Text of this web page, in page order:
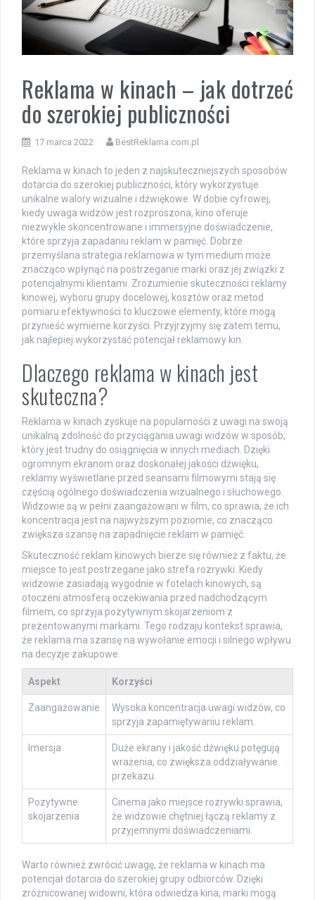
Reklama w kinach – jak dotrzeć
do szerokiej publiczności
17 marca 2022 BestReklama.com.pl
Reklama w kinach to jeden z najskuteczniejszych sposobów
dotarcia do szerokiej publiczności, który wykorzystuje
unikalne walory wizualne i dźwiękowe. W dobie cyfrowej,
kiedy uwaga widzów jest rozproszona, kino oferuje
niezwykle skoncentrowane i immersyjne doświadczenie,
które sprzyja zapadaniu reklam w pamięć. Dobrze
przemyślana strategia reklamowa w tym medium może
znacząco wpłynąć na postrzeganie marki oraz jej związki z
potencjalnymi klientami. Zrozumienie skuteczności reklamy
kinowej, wyboru grupy docelowej, kosztów oraz metod
pomiaru efektywności to kluczowe elementy, które mogą
przynieść wymierne korzyści. Przyjrzyjmy się zatem temu,
jak najlepiej wykorzystać potencjał reklamowy kin.
Dlaczego reklama w kinach jest
skuteczna?
Reklama w kinach zyskuje na popularności z uwagi na swoją
unikalną zdolność do przyciągania uwagi widzów w sposób,
który jest trudny do osiągnięcia w innych mediach. Dzięki
ogromnym ekranom oraz doskonałej jakości dźwięku,
reklamy wyświetlane przed seansami filmowymi stają się
częścią ogólnego doświadczenia wizualnego i słuchowego.
Widzowie są w pełni zaangażowani w film, co sprawia, że ich
koncentracja jest na najwyższym poziomie, co znacząco
zwiększa szansę na zapadnięcie reklam w pamięć.
Skuteczność reklam kinowych bierze się również z faktu, że
miejsce to jest postrzegane jako strefa rozrywki. Kiedy
widzowie zasiadają wygodnie w fotelach kinowych, są
otoczeni atmosferą oczekiwania przed nadchodzącym
filmem, co sprzyja pozytywnym skojarzeniom z
prezentowanymi markami. Tego rodzaju kontekst sprawia,
że reklama ma szansę na wywołanie emocji i silnego wpływu
na decyzje zakupowe.
Aspekt Korzyści
Zaangażowanie
Wysoka koncentracja uwagi widzów, co
sprzyja zapamiętywaniu reklam.
Imersja
Duże ekrany i jakość dźwięku potęgują
wrażenia, co zwiększa oddziaływanie
przekazu.
Pozytywne
skojarzenia
Cinema jako miejsce rozrywki sprawia,
że widzowie chętniej łączą reklamy z
przyjemnymi doświadczeniami.
Warto również zwrócić uwagę, że reklama w kinach ma
potencjał dotarcia do szerokiej grupy odbiorców. Dzięki
zróżnicowanej widowni, która odwiedza kina, marki mogą